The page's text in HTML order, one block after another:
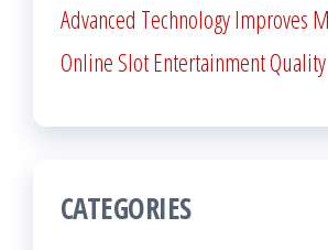
Advanced Technology Improves
Online Slot Entertainment Quality
CATEGORIES